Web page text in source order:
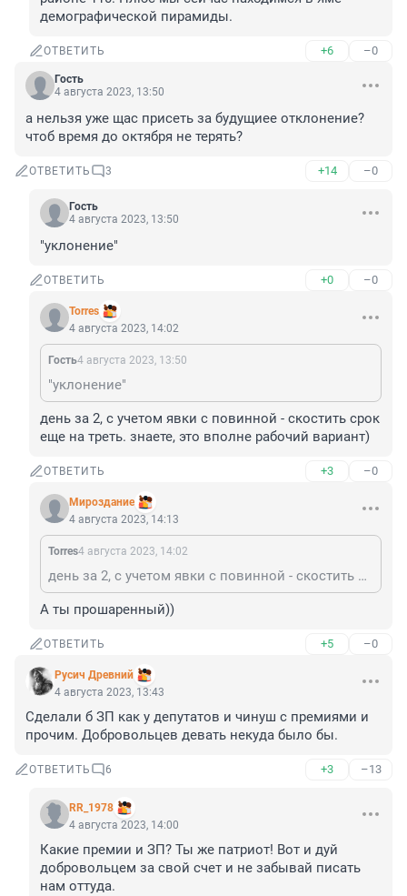
демографической пирамиды.
ОТВЕТИТЬ +6 –0
Гость
4 августа 2023, 13:50
а нельзя уже щас присеть за будущиее отклонение?
чтоб время до октября не терять?
ОТВЕТИТЬ 3 +14 –0
Гость
4 августа 2023, 13:50
"уклонение"
ОТВЕТИТЬ +0 –0
Torres
4 августа 2023, 14:02
Гость4 августа 2023, 13:50
"уклонение"
день за 2, с учетом явки с повинной - скостить срок
еще на треть. знаете, это вполне рабочий вариант)
ОТВЕТИТЬ +3 –0
Мироздание
4 августа 2023, 14:13
Torres4 августа 2023, 14:02
день за 2, с учетом явки с повинной - скостить срок еще на треть. знаете, это вполне рабочий вариант)
А ты прошаренный))
ОТВЕТИТЬ +5 –0
Русич Древний
4 августа 2023, 13:43
Сделали б ЗП как у депутатов и чинуш с премиями и
прочим. Добровольцев девать некуда было бы.
ОТВЕТИТЬ 6 +3 –13
RR_1978
4 августа 2023, 14:00
Какие премии и ЗП? Ты же патриот! Вот и дуй
добровольцем за свой счет и не забывай писать
нам оттуда.